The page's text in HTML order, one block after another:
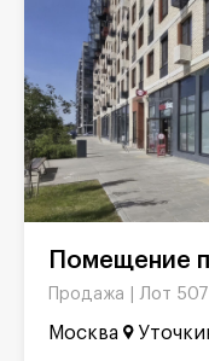
Помещение
Продажа | Лот
Москва